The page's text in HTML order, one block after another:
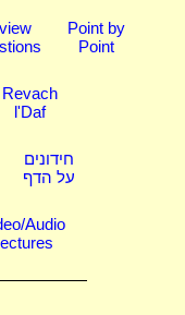
Point by
Point
Revach
l'Daf
חידונים
על הדף
Audio